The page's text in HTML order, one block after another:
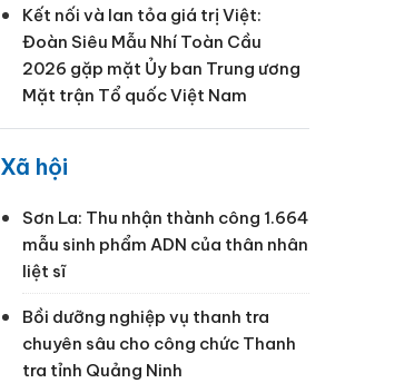
Kết nối và lan tỏa giá trị Việt:
Đoàn Siêu Mẫu Nhí Toàn Cầu
2026 gặp mặt Ủy ban Trung ương
Mặt trận Tổ quốc Việt Nam
Xã hội
Sơn La: Thu nhận thành công 1.664
mẫu sinh phẩm ADN của thân nhân
liệt sĩ
Bồi dưỡng nghiệp vụ thanh tra
chuyên sâu cho công chức Thanh
tra tỉnh Quảng Ninh